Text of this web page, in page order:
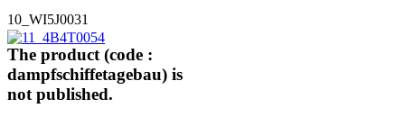
10_WI5J0031
The product (code :
dampfschiffetagebau) is
not published.